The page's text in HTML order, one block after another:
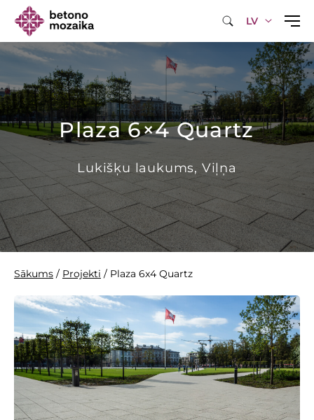
LV
Plaza 6×4 Quartz
Lukišķu laukums, Viļņa
Sākums / Projekti / Plaza 6x4 Quartz